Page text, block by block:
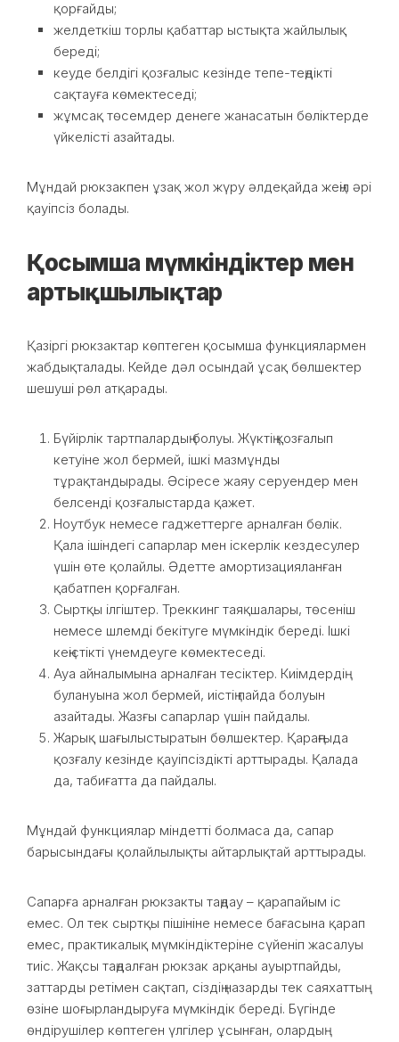
қорғайды;
желдеткіш торлы қабаттар ыстықта жайлылық
береді;
кеуде белдігі қозғалыс кезінде тепе-теңдікті
сақтауға көмектеседі;
жұмсақ төсемдер денеге жанасатын бөліктерде
үйкелісті азайтады.
Мұндай рюкзакпен ұзақ жол жүру әлдеқайда жеңіл әрі
қауіпсіз болады.
Қосымша мүмкіндіктер мен
артықшылықтар
Қазіргі рюкзактар көптеген қосымша функциялармен
жабдықталады. Кейде дәл осындай ұсақ бөлшектер
шешуші рөл атқарады.
Бүйірлік тартпалардың болуы. Жүктің қозғалып
кетуіне жол бермей, ішкі мазмұнды
тұрақтандырады. Әсіресе жаяу серуендер мен
белсенді қозғалыстарда қажет.
Ноутбук немесе гаджеттерге арналған бөлік.
Қала ішіндегі сапарлар мен іскерлік кездесулер
үшін өте қолайлы. Әдетте амортизацияланған
қабатпен қорғалған.
Сыртқы ілгіштер. Треккинг таяқшалары, төсеніш
немесе шлемді бекітуге мүмкіндік береді. Ішкі
кеңістікті үнемдеуге көмектеседі.
Ауа айналымына арналған тесіктер. Киімдердің
булануына жол бермей, иістің пайда болуын
азайтады. Жазғы сапарлар үшін пайдалы.
Жарық шағылыстыратын бөлшектер. Қараңғыда
қозғалу кезінде қауіпсіздікті арттырады. Қалада
да, табиғатта да пайдалы.
Мұндай функциялар міндетті болмаса да, сапар
барысындағы қолайлылықты айтарлықтай арттырады.
Сапарға арналған рюкзакты таңдау – қарапайым іс
емес. Ол тек сыртқы пішініне немесе бағасына қарап
емес, практикалық мүмкіндіктеріне сүйеніп жасалуы
тиіс. Жақсы таңдалған рюкзак арқаны ауыртпайды,
заттарды ретімен сақтап, сіздің назарды тек саяхаттың
өзіне шоғырландыруға мүмкіндік береді. Бүгінде
өндірушілер көптеген үлгілер ұсынған, олардың